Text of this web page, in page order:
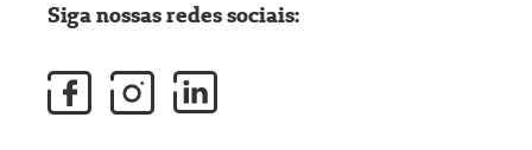
Siga nossas redes sociais: